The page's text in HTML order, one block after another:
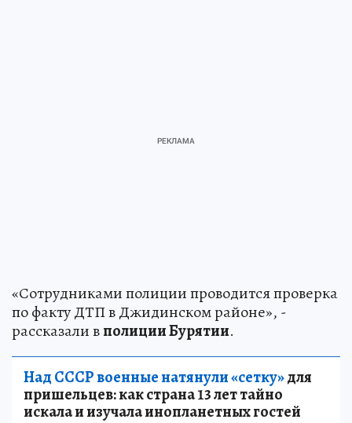
«Сотрудниками полиции проводится проверка
по факту ДТП в Джидинском районе», -
рассказали вполиции Бурятии.
Над СССР военные натянули «сетку»для
пришельцев: как страна 13 лет тайно
искала и изучала инопланетных гостей